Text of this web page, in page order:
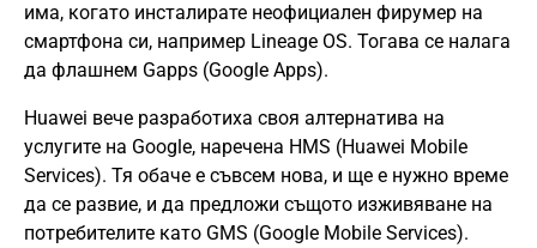
има, когато инсталирате неофициален фирумер на
смартфона си, например Lineage OS. Тогава се налага
да флашнем Gapps (Google Apps).
Huawei вече разработиха своя алтернатива на
услугите на Google, наречена HMS (Huawei Mobile
Services). Тя обаче е съвсем нова, и ще е нужно време
да се развие, и да предложи същото изживяване на
потребителите като GMS (Google Mobile Services).